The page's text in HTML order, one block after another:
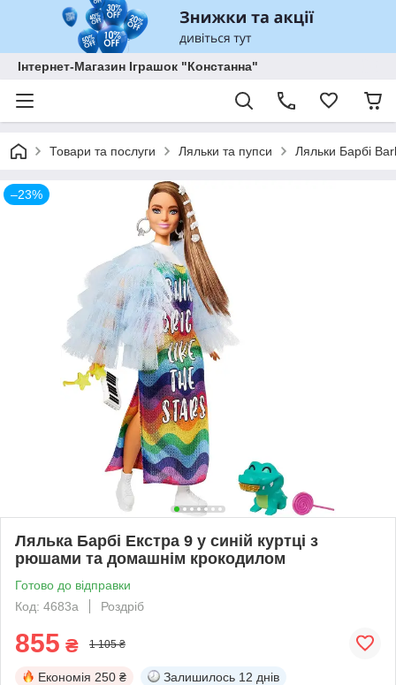
Інтернет-Магазин Іграшок "Констанна"
Товари та послуги Ляльки та пупси Ляльки Барбі
–23%
Лялька Барбі Екстра 9 у синій куртці з
рюшами та домашнім крокодилом
Готово до відправки
Код: 4683а
Роздріб
855 ₴ 1 105 ₴
Економія 250 ₴ Залишилось 12 днів